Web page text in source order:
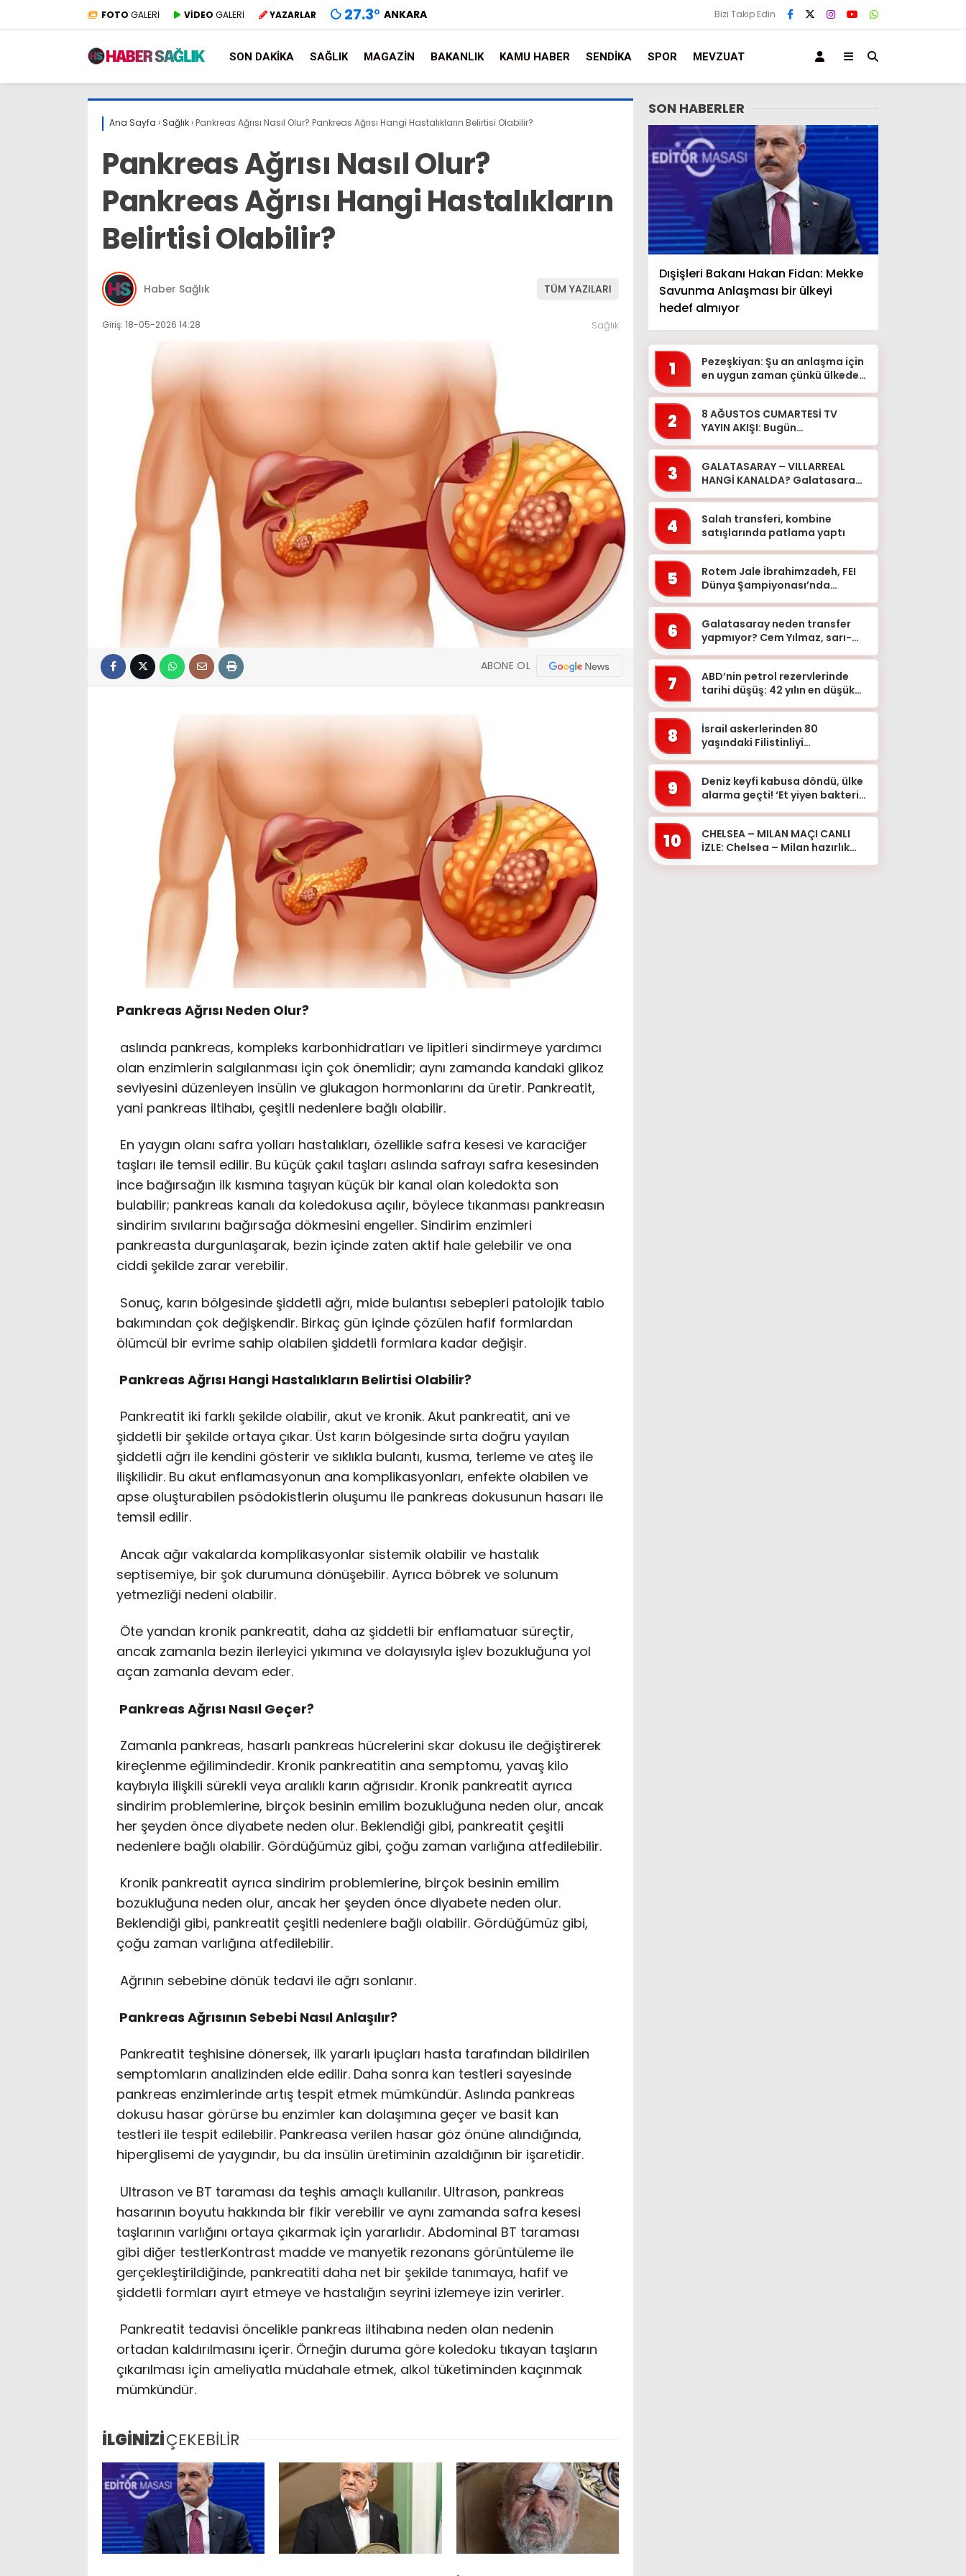
FOTO GALERİ VİDEO GALERİ YAZARLAR 27.3° ANKARA Bizi Takip Edin
SON DAKIKA SAĞLIK MAGAZIN BAKANLIK KAMU HABER SENDIKA SPOR MEVZUAT
Ana Sayfa › Sağlık› Pankreas Ağrısı Nasıl Olur? Pankreas Ağrısı Hangi Hastalıkların Belirtisi Olabilir?
Pankreas Ağrısı Nasıl Olur?
Pankreas Ağrısı Hangi Hastalıkların
Belirtisi Olabilir?
Haber Sağlık TÜM YAZILARI
Giriş: 18-05-2026 14:28 Sağlık
ABONE OL
Pankreas Ağrısı Neden Olur?
aslında pankreas, kompleks karbonhidratları ve lipitleri sindirmeye yardımcı
olan enzimlerin salgılanması için çok önemlidir; aynı zamanda kandaki glikoz
seviyesini düzenleyen insülin ve glukagon hormonlarını da üretir. Pankreatit,
yani pankreas iltihabı, çeşitli nedenlere bağlı olabilir.
En yaygın olanı safra yolları hastalıkları, özellikle safra kesesi ve karaciğer
taşları ile temsil edilir. Bu küçük çakıl taşları aslında safrayı safra kesesinden
ince bağırsağın ilk kısmına taşıyan küçük bir kanal olan koledokta son
bulabilir; pankreas kanalı da koledokusa açılır, böylece tıkanması pankreasın
sindirim sıvılarını bağırsağa dökmesini engeller. Sindirim enzimleri
pankreasta durgunlaşarak, bezin içinde zaten aktif hale gelebilir ve ona
ciddi şekilde zarar verebilir.
Sonuç, karın bölgesinde şiddetli ağrı, mide bulantısı sebepleri patolojik tablo
bakımından çok değişkendir. Birkaç gün içinde çözülen hafif formlardan
ölümcül bir evrime sahip olabilen şiddetli formlara kadar değişir.
Pankreas Ağrısı Hangi Hastalıkların Belirtisi Olabilir?
Pankreatit iki farklı şekilde olabilir, akut ve kronik. Akut pankreatit, ani ve
şiddetli bir şekilde ortaya çıkar. Üst karın bölgesinde sırta doğru yayılan
şiddetli ağrı ile kendini gösterir ve sıklıkla bulantı, kusma, terleme ve ateş ile
ilişkilidir. Bu akut enflamasyonun ana komplikasyonları, enfekte olabilen ve
apse oluşturabilen psödokistlerin oluşumu ile pankreas dokusunun hasarı ile
temsil edilir.
Ancak ağır vakalarda komplikasyonlar sistemik olabilir ve hastalık
septisemiye, bir şok durumuna dönüşebilir. Ayrıca böbrek ve solunum
yetmezliği nedeni olabilir.
Öte yandan kronik pankreatit, daha az şiddetli bir enflamatuar süreçtir,
ancak zamanla bezin ilerleyici yıkımına ve dolayısıyla işlev bozukluğuna yol
açan zamanla devam eder.
​​​​​​Pankreas Ağrısı Nasıl Geçer?
Zamanla pankreas, hasarlı pankreas hücrelerini skar dokusu ile değiştirerek
kireçlenme eğilimindedir. Kronik pankreatitin ana semptomu, yavaş kilo
kaybıyla ilişkili sürekli veya aralıklı karın ağrısıdır. Kronik pankreatit ayrıca
sindirim problemlerine, birçok besinin emilim bozukluğuna neden olur, ancak
her şeyden önce diyabete neden olur. Beklendiği gibi, pankreatit çeşitli
nedenlere bağlı olabilir. Gördüğümüz gibi, çoğu zaman varlığına atfedilebilir.
Kronik pankreatit ayrıca sindirim problemlerine, birçok besinin emilim
bozukluğuna neden olur, ancak her şeyden önce diyabete neden olur.
Beklendiği gibi, pankreatit çeşitli nedenlere bağlı olabilir. Gördüğümüz gibi,
çoğu zaman varlığına atfedilebilir.
Ağrının sebebine dönük tedavi ile ağrı sonlanır.
Pankreas Ağrısının Sebebi Nasıl Anlaşılır?
Pankreatit teşhisine dönersek, ilk yararlı ipuçları hasta tarafından bildirilen
semptomların analizinden elde edilir. Daha sonra kan testleri sayesinde
pankreas enzimlerinde artış tespit etmek mümkündür. Aslında pankreas
dokusu hasar görürse bu enzimler kan dolaşımına geçer ve basit kan
testleri ile tespit edilebilir. Pankreasa verilen hasar göz önüne alındığında,
hiperglisemi de yaygındır, bu da insülin üretiminin azaldığının bir işaretidir.
Ultrason ve BT taraması da teşhis amaçlı kullanılır. Ultrason, pankreas
hasarının boyutu hakkında bir fikir verebilir ve aynı zamanda safra kesesi
taşlarının varlığını ortaya çıkarmak için yararlıdır. Abdominal BT taraması
gibi diğer testlerKontrast madde ve manyetik rezonans görüntüleme ile
gerçekleştirildiğinde, pankreatiti daha net bir şekilde tanımaya, hafif ve
şiddetli formları ayırt etmeye ve hastalığın seyrini izlemeye izin verirler.
Pankreatit tedavisi öncelikle pankreas iltihabına neden olan nedenin
ortadan kaldırılmasını içerir. Örneğin duruma göre koledoku tıkayan taşların
çıkarılması için ameliyatla müdahale etmek, alkol tüketiminden kaçınmak
mümkündür.
İLGİNİZİÇEKEBİLİR
SON HABERLER
Dışişleri Bakanı Hakan Fidan: Mekke
Savunma Anlaşması bir ülkeyi
hedef almıyor
1
Pezeşkiyan: Şu an anlaşma için
en uygun zaman çünkü ülkede
2
8 AĞUSTOS CUMARTESİ TV
YAYIN AKIŞI: Bugün
gelecek?
3
GALATASARAY – VILLARREAL
HANGİ KANALDA? Galatasaray
4
Salah transferi, kombine
satışlarında patlama yaptı
5
Rotem Jale İbrahimzadeh, FEI
Dünya Şampiyonası’nda
6
Galatasaray neden transfer
yapmıyor? Cem Yılmaz, sarı-
7
ABD’nin petrol rezervlerinde
tarihi düşüş: 42 yılın en düşük
8
İsrail askerlerinden 80
yaşındaki Filistinliyi
9
Deniz keyfi kabusa döndü, ülke
alarma geçti! ‘Et yiyen bakteri
10
CHELSEA – MILAN MAÇI CANLI
İZLE: Chelsea – Milan hazırlık